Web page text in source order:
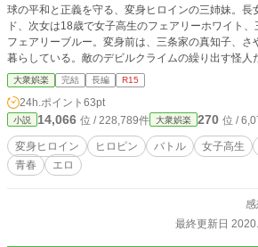
球の平和と正義を守る、変身ヒロインの三姉妹。長
ド、次女は18歳で女子高生のフェアリーホワイト
フェアリーブルー。変身前は、三条家の真知子、さ
暮らしている。敵のデビルクライムの繰り出す怪人
がら、正義を守っていく。次女のフェアリーホワイ
る。 以前、２ちゃんねるに投稿した話を大幅改変し
大衆娯楽 完結 長編 R15
24h.ポイント 63pt
小説 14,066 位 / 228,789件 大衆娯楽 270 位 /
変身ヒロイン ヒロピン バトル 女子高生
青春
エロ
感
最終更新日